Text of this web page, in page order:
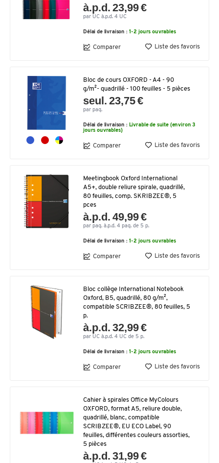
à.p.d. 23,99 €
par UC à.p.d. 4 UC
Délai de livraison : 1-2 jours ouvrables
Comparer Liste des favoris
Bloc de cours OXFORD - A4 - 90
g/m²- quadrillé - 100 feuilles - 5 pièces
seul. 23,75 €
par paq.
Délai de livraison : Livrable de suite (environ 3
jours ouvrables)
Comparer Liste des favoris
Meetingbook Oxford International
A5+, double reliure spirale, quadrillé,
80 feuilles, comp. SKRIBZEE®, 5
pces
à.p.d. 49,99 €
par paq. à.p.d. 4 paq. de 5 p.
Délai de livraison : 1-2 jours ouvrables
Comparer Liste des favoris
Bloc collège International Notebook
Oxford, B5, quadrillé, 80 g/m²,
compatible SCRIBZEE®, 80 feuilles, 5
p.
à.p.d. 32,99 €
par UC à.p.d. 4 UC de 5 p.
Délai de livraison : 1-2 jours ouvrables
Comparer Liste des favoris
Cahier à spirales Office MyColours
OXFORD, format A5, reliure double,
quadrillé, blanc, compatible
SCRIBZEE®, EU ECO Label, 90
feuilles, différentes couleurs assorties,
5 pièces
à.p.d. 31,99 €